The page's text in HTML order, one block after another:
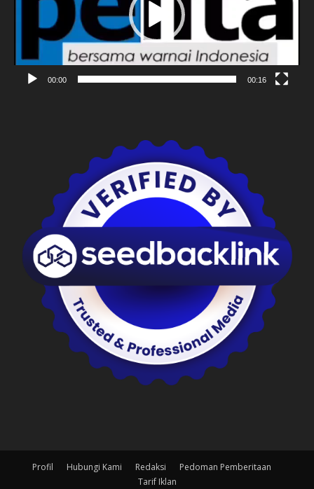
00:00 00:16
Profil Hubungi Kami Redaksi
Pedoman Pemberitaan
Tarif Iklan